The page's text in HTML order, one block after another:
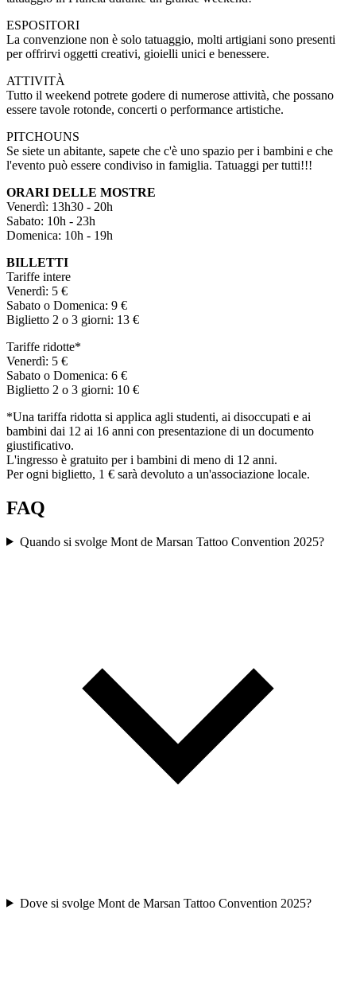
ESPOSITORI
La convenzione non è solo tatuaggio, molti artigiani sono presenti
per offrirvi oggetti creativi, gioielli unici e benessere.
ATTIVITÀ
Tutto il weekend potrete godere di numerose attività, che possano
essere tavole rotonde, concerti o performance artistiche.
PITCHOUNS
Se siete un abitante, sapete che c'è uno spazio per i bambini e che
l'evento può essere condiviso in famiglia. Tatuaggi per tutti!!!
ORARI DELLE MOSTRE
Venerdì: 13h30 - 20h
Sabato: 10h - 23h
Domenica: 10h - 19h
BILLETTI
Tariffe intere
Venerdì: 5 €
Sabato o Domenica: 9 €
Biglietto 2 o 3 giorni: 13 €
Tariffe ridotte*
Venerdì: 5 €
Sabato o Domenica: 6 €
Biglietto 2 o 3 giorni: 10 €
*Una tariffa ridotta si applica agli studenti, ai disoccupati e ai
bambini dai 12 ai 16 anni con presentazione di un documento
giustificativo.
L'ingresso è gratuito per i bambini di meno di 12 anni.
Per ogni biglietto, 1 € sarà devoluto a un'associazione locale.
FAQ
Quando si svolge Mont de Marsan Tattoo Convention 2025?
Dove si svolge Mont de Marsan Tattoo Convention 2025?